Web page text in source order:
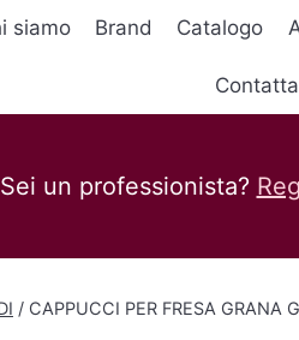
siamo Brand Catalogo
Sei un professionista?
/ CAPPUCCI PER FRESA GRANA